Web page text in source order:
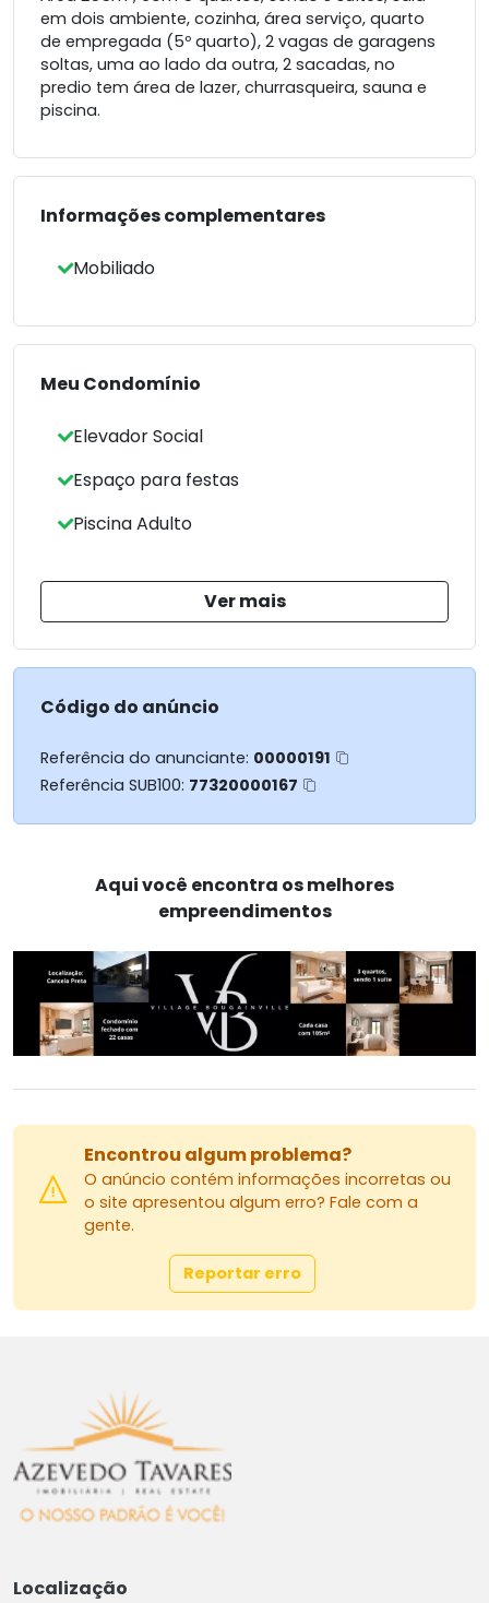
em dois ambiente, cozinha, área serviço, quarto
de empregada (5º quarto), 2 vagas de garagens
soltas, uma ao lado da outra, 2 sacadas, no
predio tem área de lazer, churrasqueira, sauna e
piscina.
Informações complementares
Mobiliado
Meu Condomínio
Elevador Social
Espaço para festas
Piscina Adulto
Ver mais
Código do anúncio
Referência do anunciante: 00000191
Referência SUB100: 77320000167
Aqui você encontra os melhores
empreendimentos
Encontrou algum problema?
O anúncio contém informações incorretas ou
o site apresentou algum erro? Fale com a
gente.
Reportar erro
Localização